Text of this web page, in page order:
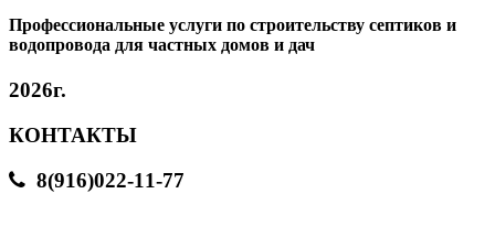
Профессиональные услуги по строительству септиков и
водопровода для частных домов и дач
2026г.
КОНТАКТЫ
8(916)022-11-77